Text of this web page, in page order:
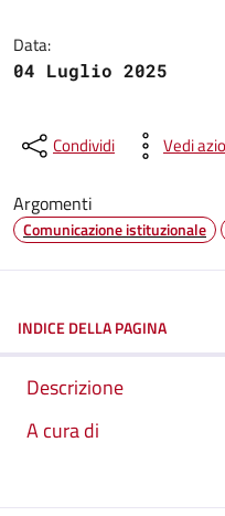
Data:
04 Luglio 2025
Condividi Vedi
Argomenti
Comunicazione istituzionale
INDICE DELLA PAGINA
Descrizione
A cura di